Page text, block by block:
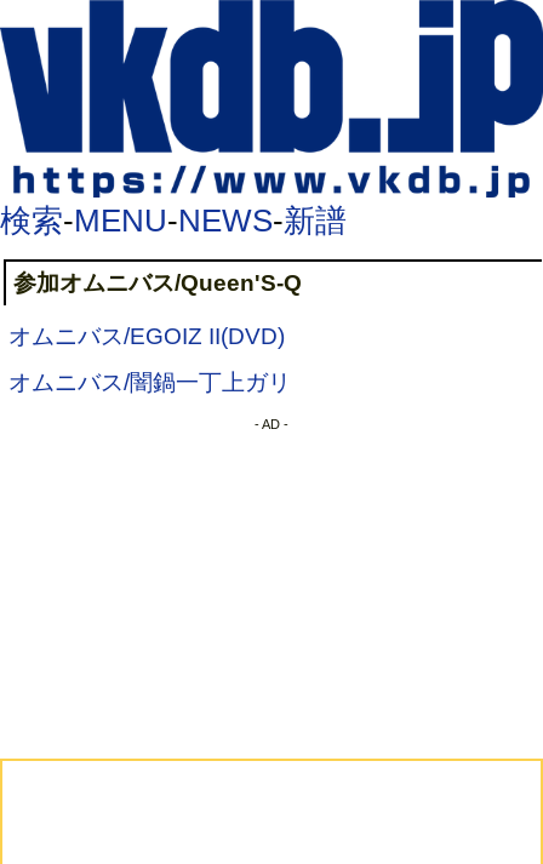
検索-MENU-NEWS-新譜
参加オムニバス/Queen'S-Q
オムニバス/EGOIZ II(DVD)
オムニバス/闇鍋一丁上ガリ
- AD -